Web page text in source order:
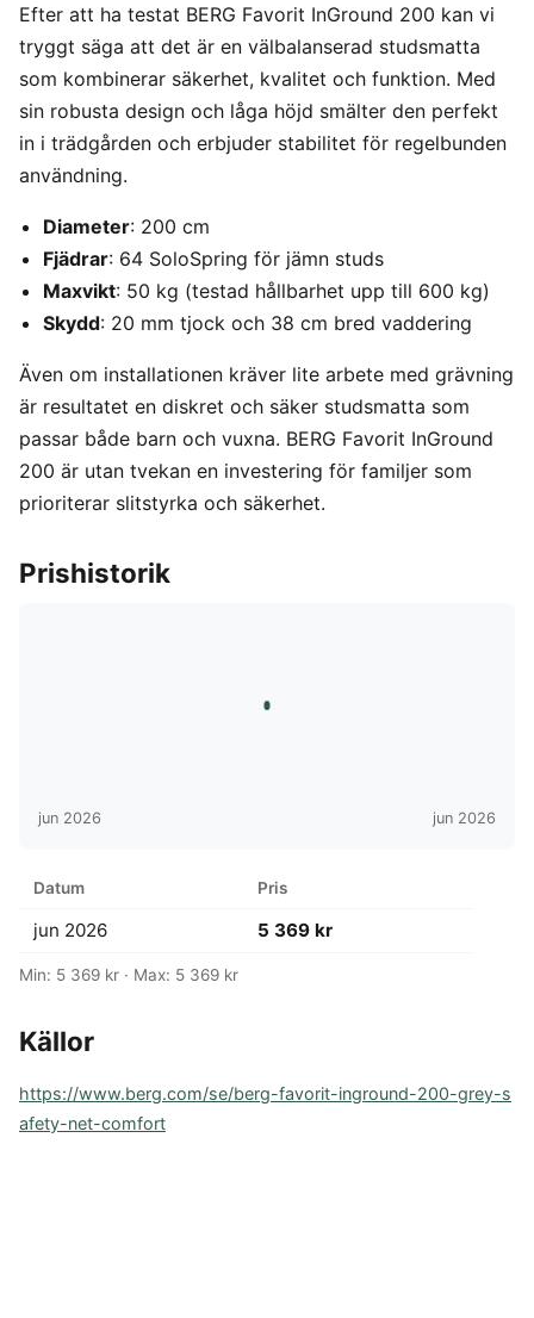
Efter att ha testat BERG Favorit InGround 200 kan vi
tryggt säga att det är en välbalanserad studsmatta
som kombinerar säkerhet, kvalitet och funktion. Med
sin robusta design och låga höjd smälter den perfekt
in i trädgården och erbjuder stabilitet för regelbunden
användning.
Diameter: 200 cm
Fjädrar: 64 SoloSpring för jämn studs
Maxvikt: 50 kg (testad hållbarhet upp till 600 kg)
Skydd: 20 mm tjock och 38 cm bred vaddering
Även om installationen kräver lite arbete med grävning
är resultatet en diskret och säker studsmatta som
passar både barn och vuxna. BERG Favorit InGround
200 är utan tvekan en investering för familjer som
prioriterar slitstyrka och säkerhet.
Prishistorik
jun 2026 jun 2026
Datum Pris
jun 2026 5 369 kr
Min: 5 369 kr · Max: 5 369 kr
Källor
https://www.berg.com/se/berg-favorit-inground-200-grey-s
afety-net-comfort